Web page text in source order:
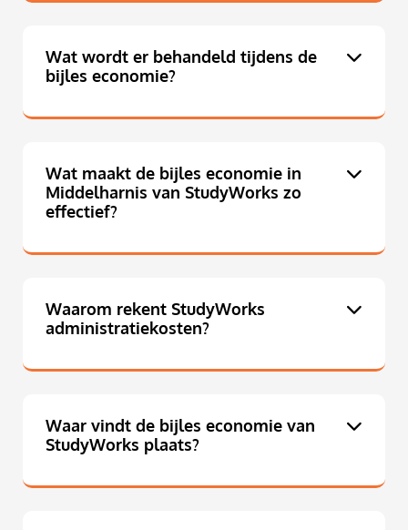
Wat wordt er behandeld tijdens de
bijles economie?
Wat maakt de bijles economie in
Middelharnis van StudyWorks zo
effectief?
Waarom rekent StudyWorks
administratiekosten?
Waar vindt de bijles economie van
StudyWorks plaats?